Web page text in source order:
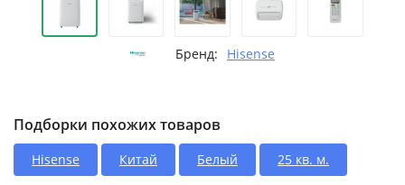
Бренд: Hisense
Подборки похожих товаров
Hisense Китай Белый 25 кв. м.